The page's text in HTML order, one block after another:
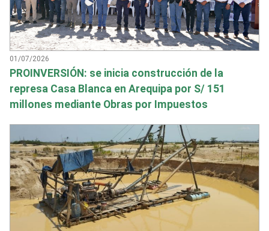
01/07/2026
PROINVERSIÓN: se inicia construcción de la
represa Casa Blanca en Arequipa por S/ 151
millones mediante Obras por Impuestos